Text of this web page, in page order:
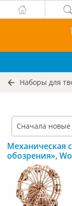
Наборы для
Механическая
обозрения»,